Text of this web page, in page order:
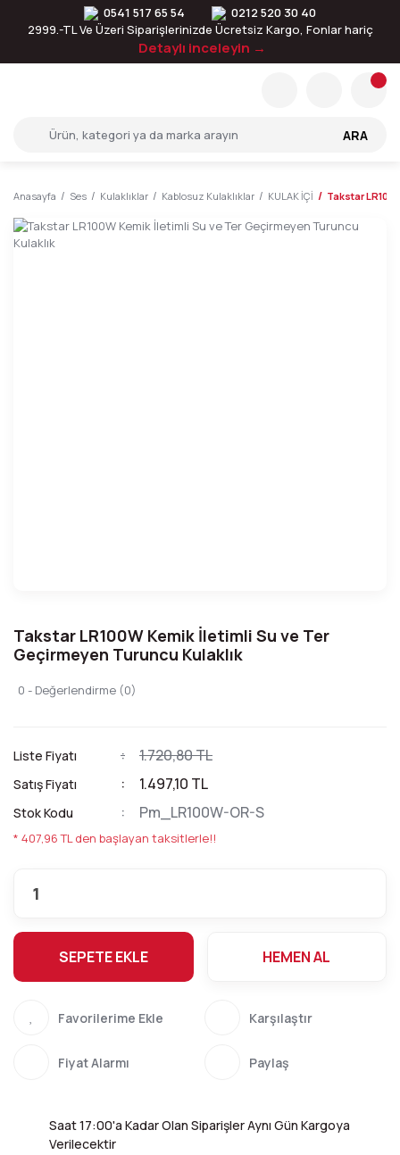
0541 517 65 54
0212 520 30 40
2999.-TL Ve Üzeri Siparişlerinizde Ücretsiz Kargo, Fonlar hariç
Detaylı inceleyin →
ARA
Anasayfa Ses Kulaklıklar Kablosuz Kulaklıklar KULAK İÇİ Takstar
Takstar LR100W Kemik İletimli Su ve Ter
Geçirmeyen Turuncu Kulaklık
0 - Değerlendirme (0)
Liste Fiyatı 1.720,80 TL
Satış Fiyatı 1.497,10 TL
Stok Kodu Pm_LR100W-OR-S
* 407,96 TL den başlayan taksitlerle!!
SEPETE EKLE HEMEN AL
Karşılaştır
Fiyat Alarmı Paylaş
Saat 17:00'a Kadar Olan Siparişler Aynı Gün Kargoya
Verilecektir